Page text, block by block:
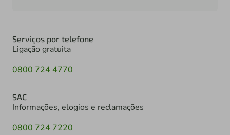
Serviços por telefone
Ligação gratuita
0800 724 4770
SAC
Informações, elogios e reclamações
0800 724 7220